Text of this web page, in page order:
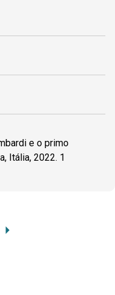
e o primo
Itália, 2022. 1